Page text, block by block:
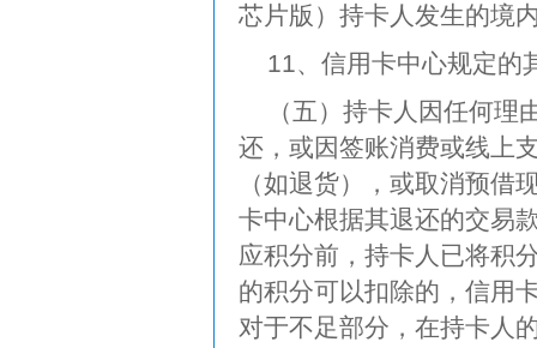
芯片版）持卡人发生的境
11、信用卡中心规定的
（五）持卡人因任何
还，或因签账消费或线上
（如退货），或取消预借
卡中心根据其退还的交易
应积分前，持卡人已将积
的积分可以扣除的，信用
对于不足部分，在持卡人